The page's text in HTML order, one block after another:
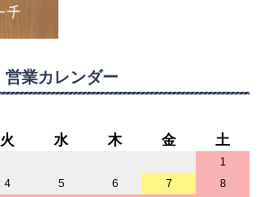
営業カレンダー
火 水 木 金 土
1
4 5 6 7
8